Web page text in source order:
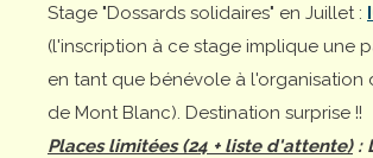
Stage "Dossards solidaires" en Juillet :
(l'inscription à ce stage implique une
en tant que bénévole à l'organisation
de Mont Blanc). Destination surprise !!
Places limitées (24 + liste d'attente):